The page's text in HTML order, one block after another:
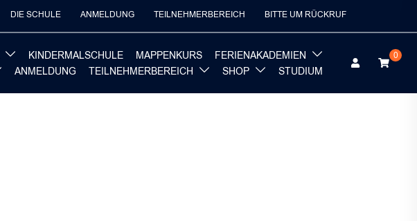
DIE SCHULE ANMELDUNG TEILNEHMERBEREICH BITTE UM RÜCKRUF
KINDERMALSCHULE MAPPENKURS
FERIENAKADEMIEN
ANMELDUNG TEILNEHMERBEREICH SHOP STUDIUM
0